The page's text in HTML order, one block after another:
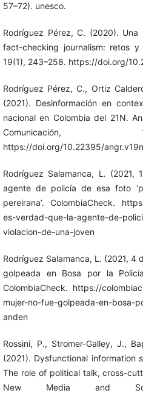
57–72). unesco.
Rodríguez Pérez, C. (2020).
fact-checking journalism: retos y
19(1), 243–258. https://doi.org/
Rodríguez Pérez, C., Ortiz
(2021). Desinformación en
nacional en Colombia del 21N.
Comunicación,
https://doi.org/10.22395/
Rodríguez Salamanca, L.
agente de policía de esa foto
pereirana’. ColombiaCheck.
es-verdad-que-la-agente-de-
violacion-de-una-joven
Rodríguez Salamanca, L. (2021, 4
golpeada en Bosa por la
ColombiaCheck. https://
mujer-no-fue-golpeada-en-bosa-
anden
Rossini, P., Stromer-Galley, J.,
(2021). Dysfunctional information
The role of political talk, cross-
New Media and